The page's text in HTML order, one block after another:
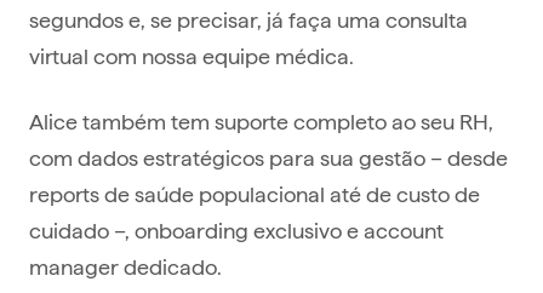
segundos e, se precisar, já faça uma consulta
virtual com nossa equipe médica.
Alice também tem suporte completo ao seu RH,
com dados estratégicos para sua gestão – desde
reports de saúde populacional até de custo de
cuidado –, onboarding exclusivo e account
manager dedicado.